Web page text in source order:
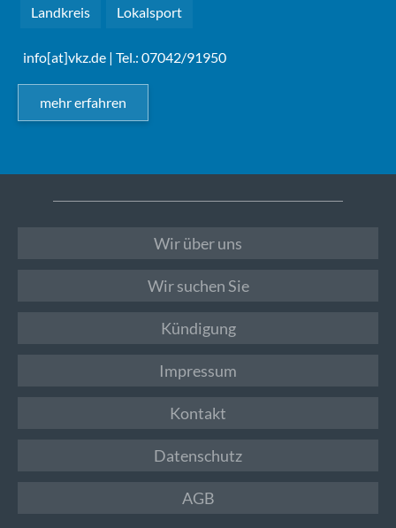
Landkreis Lokalsport
info[at]vkz.de | Tel.: 07042/91950
mehr erfahren
Wir über uns
Wir suchen Sie
Kündigung
Impressum
Kontakt
Datenschutz
AGB